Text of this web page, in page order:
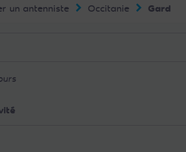
un antenniste Occitanie Gard